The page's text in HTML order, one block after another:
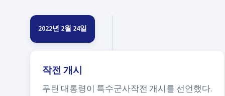
2022년 2월 24일
작전 개시
푸틴 대통령이 특수군사작전 개시를 선언했다.